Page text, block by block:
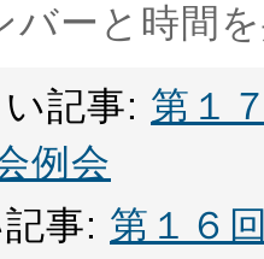
バーと時間
記事: 第１
例会
事: 第１６